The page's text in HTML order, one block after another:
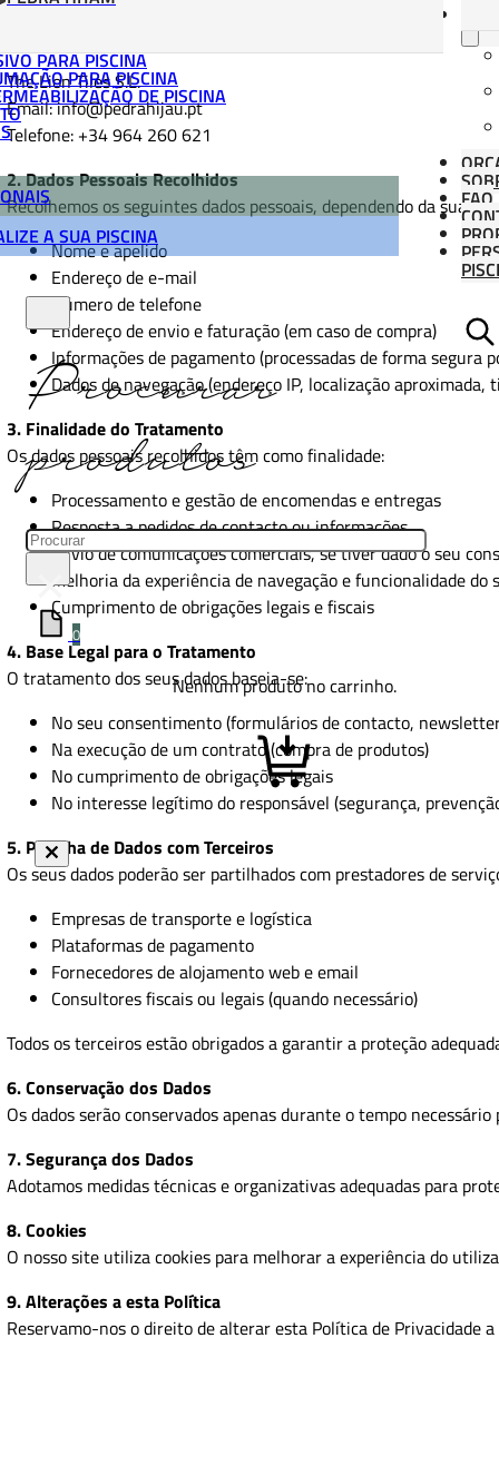
PARA PISCINA
PARA PISCINA
DE PISCINA
A SUA PISCINA
FAQ
Procurar
produtos
Pesquisar
×
0
Nenhum produto no carrinho.
1. Responsável pelo Tratamento de Dados
The Lion Tiles S.L.
Email: info@pedrahijau.pt
Telefone: +34 964 260 621
2. Dados Pessoais Recolhidos
Recolhemos os seguintes dados pessoais, dependendo da sua
Nome e apelido
Endereço de e-mail
Número de telefone
Endereço de envio e faturação (em caso de compra)
Informações de pagamento (processadas de forma segura
Dados de navegação (endereço IP, localização
3. Finalidade do Tratamento
Os dados pessoais recolhidos têm como finalidade:
Processamento e gestão de encomendas e entregas
Resposta a pedidos de contacto ou informações
Envio de comunicações comerciais, se tiver dado o seu
Melhoria da experiência de navegação e funcionalidade do
Cumprimento de obrigações legais e fiscais
4. Base Legal para o Tratamento
O tratamento dos seus dados baseia-se:
No seu consentimento (formulários de contacto,
Na execução de um contrato (compra de produtos)
No cumprimento de obrigações legais
No interesse legítimo do responsável (segurança,
5. Partilha de Dados com Terceiros
Os seus dados poderão ser partilhados com prestadores de
Empresas de transporte e logística
Plataformas de pagamento
Fornecedores de alojamento web e email
Consultores fiscais ou legais (quando necessário)
Todos os terceiros estão obrigados a garantir a proteção
6. Conservação dos Dados
Os dados serão conservados apenas durante o tempo
7. Segurança dos Dados
Adotamos medidas técnicas e organizativas adequadas para
8. Cookies
O nosso site utiliza cookies para melhorar a experiência do
9. Alterações a esta Política
Reservamo-nos o direito de alterar esta Política de Privacidade